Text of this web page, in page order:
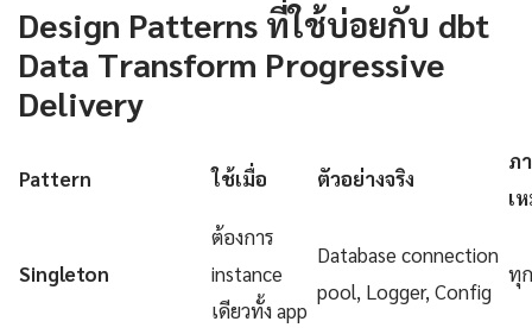
Design Patterns ที่ใช้บ่อยกับ dbt
Data Transform Progressive
Delivery
Pattern ใช้เมื่อ ตัวอย่างจริง
ภ
เ
Singleton
ต้องการ
instance
เดียวทั้ง app
Database connection
pool, Logger, Config
ทุ